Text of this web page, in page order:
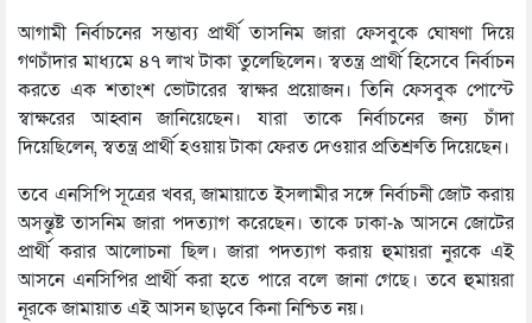
আগামী নির্বাচনের সম্ভাব্য প্রার্থী তাসনিম জারা ফেসবুকে ঘোষণা দিয়ে
গণচাঁদার মাধ্যমে ৪৭ লাখ টাকা তুলেছিলেন। স্বতন্ত্র প্রার্থী হিসেবে নির্বাচন
করতে এক শতাংশ ভোটারের স্বাক্ষর প্রয়োজন। তিনি ফেসবুক পোস্টে
স্বাক্ষরের আহ্বান জানিয়েছেন। যারা তাকে নির্বাচনের জন্য চাঁদা
দিয়েছিলেন, স্বতন্ত্র প্রার্থী হওয়ায় টাকা ফেরত দেওয়ার প্রতিশ্রুতি দিয়েছেন।
তবে এনসিপি সূত্রের খবর, জামায়াতে ইসলামীর সঙ্গে নির্বাচনী জোট করায়
অসন্তুষ্ট তাসনিম জারা পদত্যাগ করেছেন। তাকে ঢাকা-৯ আসনে জোটের
প্রার্থী করার আলোচনা ছিল। জারা পদত্যাগ করায় হুমায়রা নুরকে এই
আসনে এনসিপির প্রার্থী করা হতে পারে বলে জানা গেছে। তবে হুমায়রা
নূরকে জামায়াত এই আসন ছাড়বে কিনা নিশ্চিত নয়।